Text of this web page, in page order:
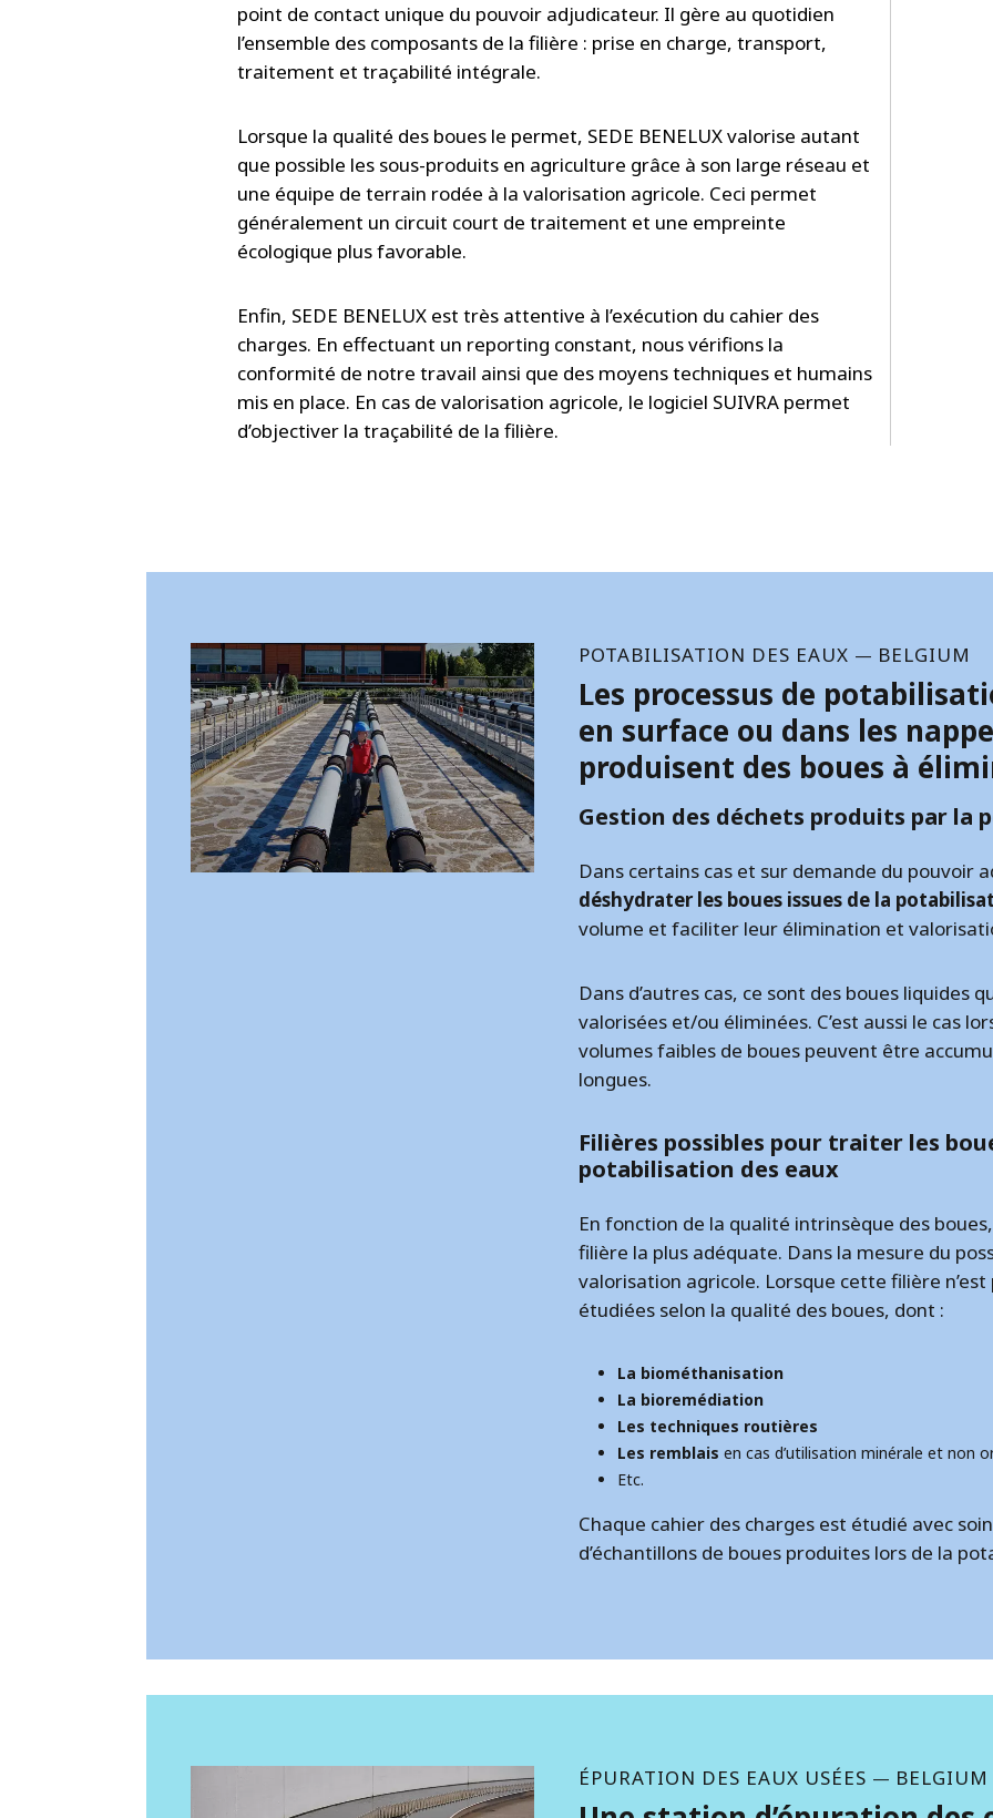
point de contact unique du pouvoir adjudicateur. Il gère au quotidien
l’ensemble des composants de la filière : prise en charge, transport,
traitement et traçabilité intégrale.
Lorsque la qualité des boues le permet, SEDE BENELUX valorise autant
que possible les sous-produits en agriculture grâce à son large réseau et
une équipe de terrain rodée à la valorisation agricole. Ceci permet
généralement un circuit court de traitement et une empreinte
écologique plus favorable.
Enfin, SEDE BENELUX est très attentive à l’exécution du cahier des
charges. En effectuant un reporting constant, nous vérifions la
conformité de notre travail ainsi que des moyens techniques et humains
mis en place. En cas de valorisation agricole, le logiciel SUIVRA permet
d’objectiver la traçabilité de la filière.
POTABILISATION DES EAUX — BELGIUM
Les processus de
en surface ou dans les
produisent des boues à
Gestion des déchets produits par la
Dans certains cas et sur demande du pouvoir
déshydrater les boues issues de la
volume et faciliter leur élimination et
Dans d’autres cas, ce sont des boues liquides
valorisées et/ou éliminées. C’est aussi le cas
volumes faibles de boues peuvent être
longues.
Filières possibles pour traiter les
potabilisation des eaux
En fonction de la qualité intrinsèque des
filière la plus adéquate. Dans la mesure du
valorisation agricole. Lorsque cette filière n’est
étudiées selon la qualité des boues, dont :
La biométhanisation
La bioremédiation
Les techniques routières
Les remblais en cas d’utilisation minérale et non
Etc.
Chaque cahier des charges est étudié avec
d’échantillons de boues produites lors de la
ÉPURATION DES EAUX USÉES — BELGIUM